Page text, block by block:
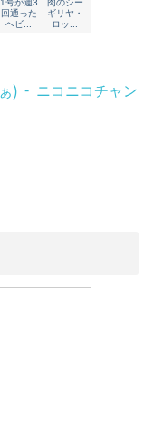
) - ニコニコチャン